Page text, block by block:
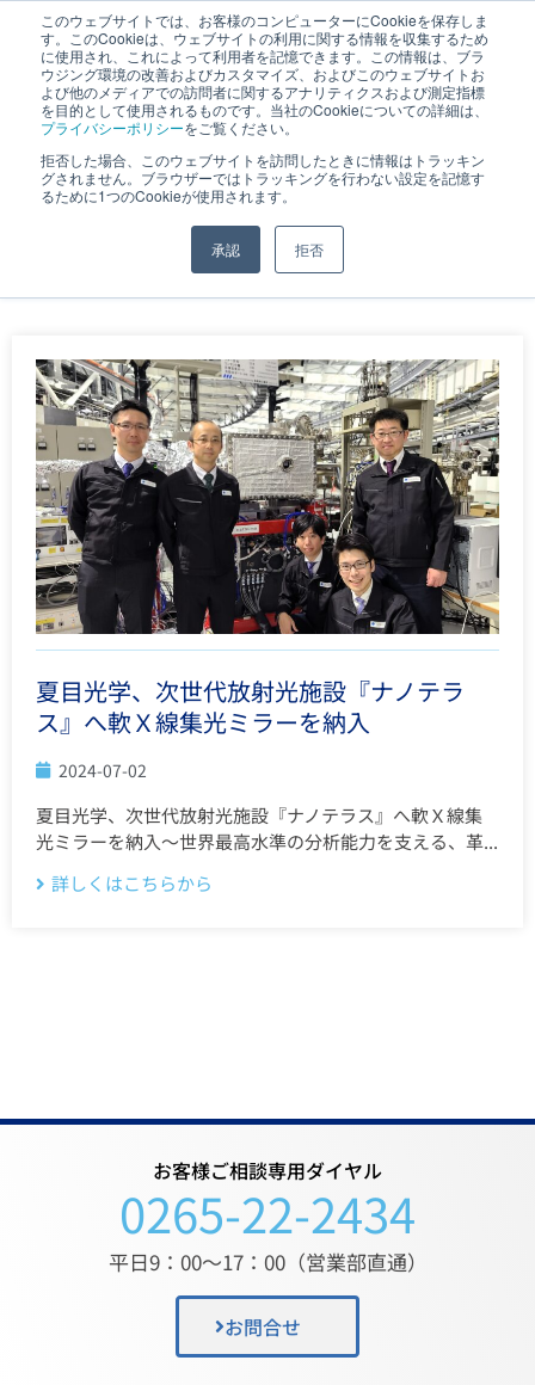
このウェブサイトでは、お客様のコンピューターにCookieを保存しま
す。このCookieは、ウェブサイトの利用に関する情報を収集するため
に使用され、これによって利用者を記憶できます。この情報は、ブラ
ウジング環境の改善およびカスタマイズ、およびこのウェブサイトお
よび他のメディアでの訪問者に関するアナリティクスおよび測定指標
を目的として使用されるものです。当社のCookieについての詳細は、
プライバシーポリシーをご覧ください。
拒否した場合、このウェブサイトを訪問したときに情報はトラッキン
グされません。ブラウザーではトラッキングを行わない設定を記憶す
るために1つのCookieが使用されます。
承認 拒否
JP｜EN
7月 2, 2024
夏目光学、次世代放射光施設『ナノテラ
ス』へ軟Ｘ線集光ミラーを納入
2024-07-02
夏目光学、次世代放射光施設『ナノテラス』へ軟Ｘ線集
光ミラーを納入〜世界最高水準の分析能力を支える、革...
詳しくはこちらから
お客様ご相談専用ダイヤル
0265-22-2434
平日9：00〜17：00（営業部直通）
お問合せ